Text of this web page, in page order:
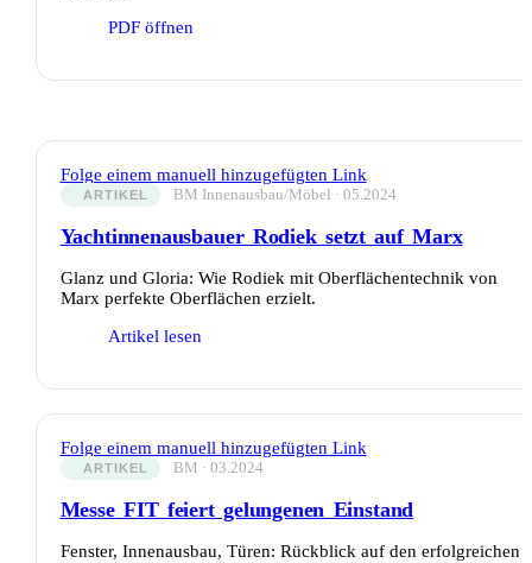
PDF öffnen
Folge einem manuell hinzugefügten Link
ARTIKEL BM Innenausbau/Möbel · 05.2024
Yachtinnenausbauer Rodiek setzt auf Marx
Glanz und Gloria: Wie Rodiek mit Oberflächentechnik von
Marx perfekte Oberflächen erzielt.
Artikel lesen
Folge einem manuell hinzugefügten Link
ARTIKEL BM · 03.2024
Messe FIT feiert gelungenen Einstand
Fenster, Innenausbau, Türen: Rückblick auf den erfolgreichen